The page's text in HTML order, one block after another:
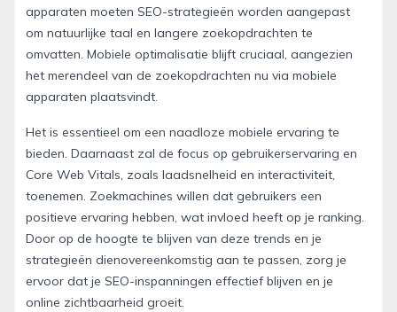
apparaten moeten SEO-strategieën worden aangepast
om natuurlijke taal en langere zoekopdrachten te
omvatten. Mobiele optimalisatie blijft cruciaal, aangezien
het merendeel van de zoekopdrachten nu via mobiele
apparaten plaatsvindt.
Het is essentieel om een naadloze mobiele ervaring te
bieden. Daarnaast zal de focus op gebruikerservaring en
Core Web Vitals, zoals laadsnelheid en interactiviteit,
toenemen. Zoekmachines willen dat gebruikers een
positieve ervaring hebben, wat invloed heeft op je ranking.
Door op de hoogte te blijven van deze trends en je
strategieën dienovereenkomstig aan te passen, zorg je
ervoor dat je SEO-inspanningen effectief blijven en je
online zichtbaarheid groeit.